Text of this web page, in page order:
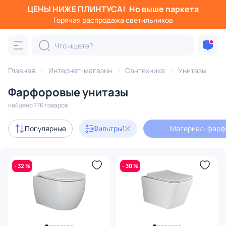
ЦЕНЫ НИЖЕ ПЛИНТУСА! Но выше паркета
Горячая распродажа светильников
Главная Интернет-магазин Сантехника Унитазы
Фарфоровые унитазы
найдено 776 товаров
Популярные Фильтры1 Материал:
- 32 % - 30 %
Фильтры
Категория:
подвесной унитаз компакт
Акции 157
В наличии 442
Доставка